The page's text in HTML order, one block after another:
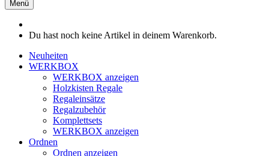
Menü
Du hast noch keine Artikel in deinem Warenkorb.
Neuheiten
WERKBOX
WERKBOX anzeigen
Holzkisten Regale
Regaleinsätze
Regalzubehör
Komplettsets
WERKBOX anzeigen
Ordnen
Ordnen anzeigen